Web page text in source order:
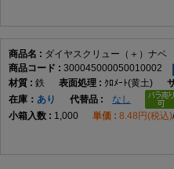
ダイヤスクリュー（＋）ナベ
300045000050010002
鉄
ｸﾛﾒｰﾄ(黄土)
在庫
あり
なし
1,000
8.48円(税込)